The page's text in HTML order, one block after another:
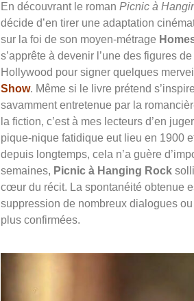
En découvrant le roman Picnic à
décide d’en tirer une adaptation
sur la foi de son moyen-métrage
s’apprête à devenir l’une des figures
Hollywood pour signer quelques
Show. Même si le livre prétend
savamment entretenue par la
la fiction, c’est à mes lecteurs d’en
pique-nique fatidique eut lieu en 1900
depuis longtemps, cela n’a guère
semaines, Picnic à Hanging Rock
cœur du récit. La spontanéité obtenue
suppression de nombreux dialogues
plus confirmées.